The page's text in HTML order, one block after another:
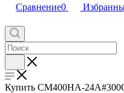
Сравнение0
Купить CM400HA-